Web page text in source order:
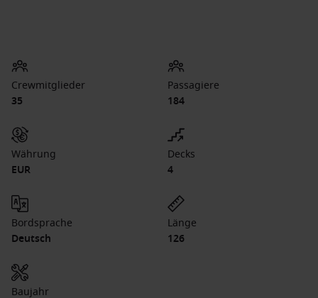
Crewmitglieder
35
Passagiere
184
Währung
EUR
Decks
4
Bordsprache
Deutsch
Länge
126
Baujahr